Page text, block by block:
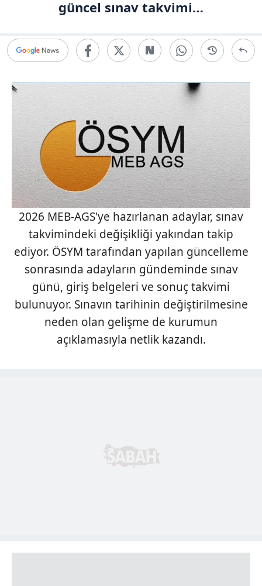
güncel sınav takvimi…
2026 MEB-AGS'ye hazırlanan adaylar, sınav
takvimindeki değişikliği yakından takip
ediyor. ÖSYM tarafından yapılan güncelleme
sonrasında adayların gündeminde sınav
günü, giriş belgeleri ve sonuç takvimi
bulunuyor. Sınavın tarihinin değiştirilmesine
neden olan gelişme de kurumun
açıklamasıyla netlik kazandı.